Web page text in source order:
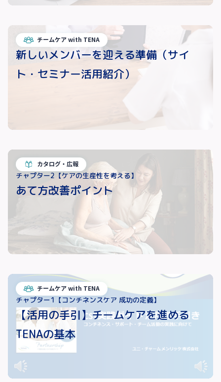
チームケア with TENA
新しいメンバーを迎える準備（サイ
ト・セミナー活用紹介）
カタログ・広報
チャプター2【ケアの生産性を考える】
あて方改善ポイント
チームケア with TENA
チャプター1【コンチネンスケア 成功の定義】
【活用の手引】チームケアを進める
TENAの基本